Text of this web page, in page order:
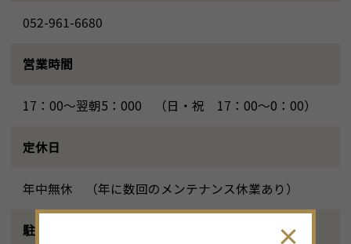
052-961-6680
営業時間
17：00～翌朝5：000 （日・祝 17：00～0：00）
定休日
年中無休 （年に数回のメンテナンス休業あり）
駐車場